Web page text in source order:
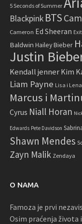
5 Seconds of Summer
Blackpink BTS
Cameron Ed Sheeran
Baldwin Hailey Bieber
Justin
Kendall jenner Kim
Liam Payne Lisa i Lena
Marcus i
Cyrus Niall Horan
Edwards Pete Davidson
Shawn Mendes
Zayn Malik Zendaya
O NAMA
Famoza je prvi
Osim praćenja